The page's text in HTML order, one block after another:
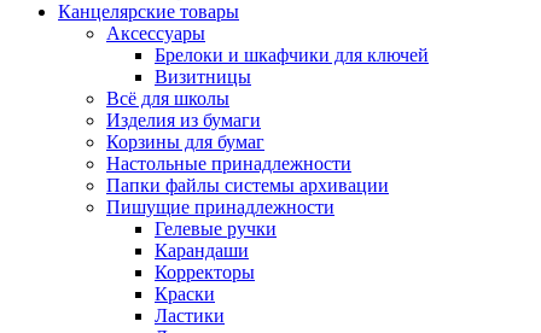
Канцелярские товары
Аксессуары
Брелоки и шкафчики для ключей
Визитницы
Всё для школы
Изделия из бумаги
Корзины для бумаг
Настольные принадлежности
Папки файлы системы архивации
Пишущие принадлежности
Гелевые ручки
Карандаши
Корректоры
Краски
Ластики